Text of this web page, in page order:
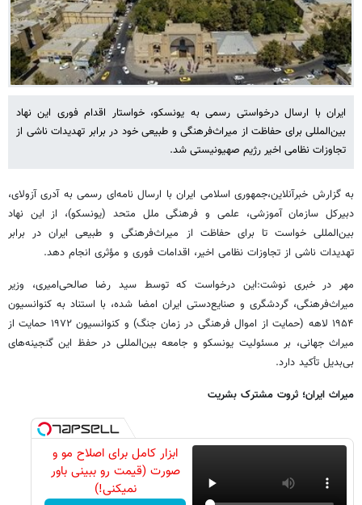
ایران با ارسال درخواستی رسمی به یونسکو، خواستار اقدام فوری این نهاد
بین‌المللی برای حفاظت از میراث‌فرهنگی و طبیعی خود در برابر تهدیدات ناشی از
تجاوزات نظامی اخیر رژیم صهیونیستی شد.
به گزارش خبرآنلاین،جمهوری اسلامی ایران با ارسال نامه‌ای رسمی به آدری آزولای،
دبیرکل سازمان آموزشی، علمی و فرهنگی ملل متحد (یونسکو)، از این نهاد
بین‌المللی خواست تا برای حفاظت از میراث‌فرهنگی و طبیعی ایران در برابر
تهدیدات ناشی از تجاوزات نظامی اخیر، اقدامات فوری و مؤثری انجام دهد.
مهر در خبری نوشت:این درخواست که توسط سید رضا صالحی‌امیری، وزیر
میراث‌فرهنگی، گردشگری و صنایع‌دستی ایران امضا شده، با استناد به کنوانسیون
۱۹۵۴ لاهه (حمایت از اموال فرهنگی در زمان جنگ) و کنوانسیون ۱۹۷۲ حمایت از
میراث جهانی، بر مسئولیت یونسکو و جامعه بین‌المللی در حفظ این گنجینه‌های
بی‌بدیل تأکید دارد.
میراث ایران؛ ثروت مشترک بشریت
ابزار کامل برای اصلاح مو و
صورت (قیمت رو ببینی باور
نمیکنی!)